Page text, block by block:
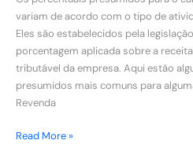
variam de acordo com o tipo de
Eles são estabelecidos pela
porcentagem aplicada sobre a
tributável da empresa. Aqui estão
presumidos mais comuns para
Revenda
Read More »